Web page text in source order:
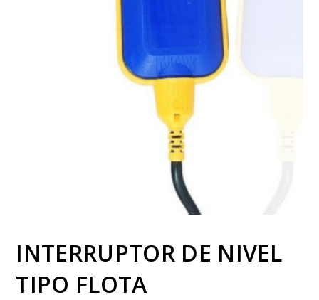
INTERRUPTOR DE NIVEL
TIPO FLOTA